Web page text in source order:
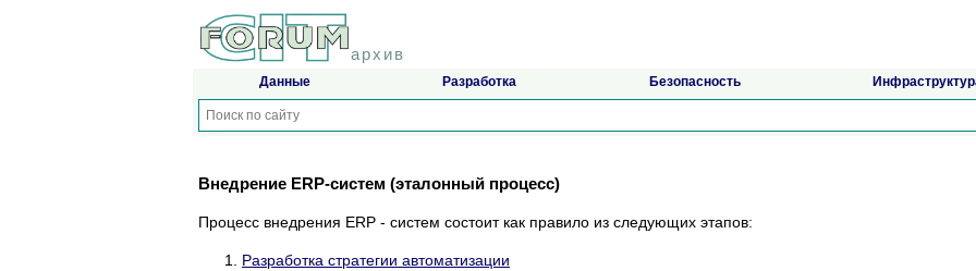
архив
Данные Разработка Безопасность
Внедрение ERP-систем (эталонный процесс)
Процесс внедрения ERP - систем состоит как правило из следующих этапов:
Разработка стратегии автоматизации